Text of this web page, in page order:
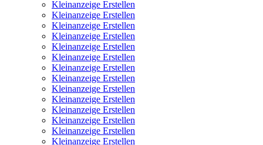
Kleinanzeige Erstellen
Kleinanzeige Erstellen
Kleinanzeige Erstellen
Kleinanzeige Erstellen
Kleinanzeige Erstellen
Kleinanzeige Erstellen
Kleinanzeige Erstellen
Kleinanzeige Erstellen
Kleinanzeige Erstellen
Kleinanzeige Erstellen
Kleinanzeige Erstellen
Kleinanzeige Erstellen
Kleinanzeige Erstellen
Kleinanzeige Erstellen